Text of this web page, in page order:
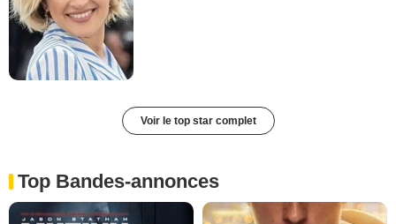
Voir le top star complet
Top Bandes-annonces